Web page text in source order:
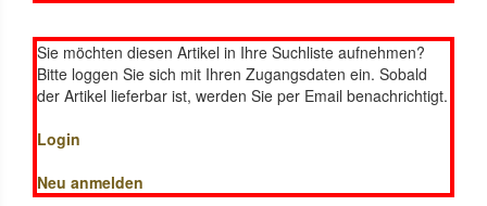
Sie möchten diesen Artikel in Ihre Suchliste aufnehmen?
Bitte loggen Sie sich mit Ihren Zugangsdaten ein. Sobald
der Artikel lieferbar ist, werden Sie per Email benachrichtigt.
Login
Neu anmelden